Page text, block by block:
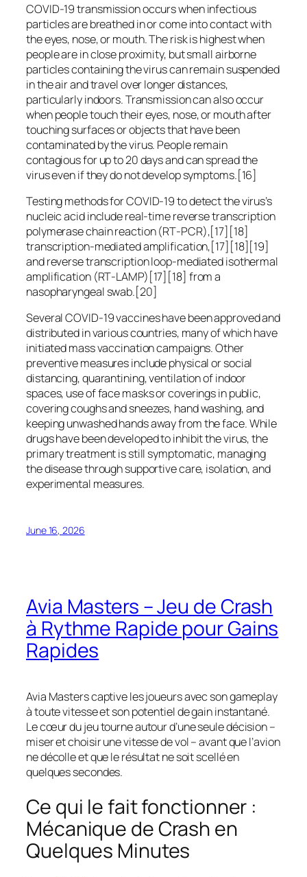
COVID‑19 transmission occurs when infectious
particles are breathed in or come into contact with
the eyes, nose, or mouth. The risk is highest when
people are in close proximity, but small airborne
particles containing the virus can remain suspended
in the air and travel over longer distances,
particularly indoors. Transmission can also occur
when people touch their eyes, nose, or mouth after
touching surfaces or objects that have been
contaminated by the virus. People remain
contagious for up to 20 days and can spread the
virus even if they do not develop symptoms.[16]
Testing methods for COVID-19 to detect the virus’s
nucleic acid include real-time reverse transcription
polymerase chain reaction (RT‑PCR),[17][18]
transcription-mediated amplification,[17][18][19]
and reverse transcription loop-mediated isothermal
amplification (RT‑LAMP)[17][18] from a
nasopharyngeal swab.[20]
Several COVID-19 vaccines have been approved and
distributed in various countries, many of which have
initiated mass vaccination campaigns. Other
preventive measures include physical or social
distancing, quarantining, ventilation of indoor
spaces, use of face masks or coverings in public,
covering coughs and sneezes, hand washing, and
keeping unwashed hands away from the face. While
drugs have been developed to inhibit the virus, the
primary treatment is still symptomatic, managing
the disease through supportive care, isolation, and
experimental measures.
June 16, 2026
Avia Masters – Jeu de Crash
à Rythme Rapide pour Gains
Rapides
Avia Masters captive les joueurs avec son gameplay
à toute vitesse et son potentiel de gain instantané.
Le cœur du jeu tourne autour d’une seule décision –
miser et choisir une vitesse de vol – avant que l’avion
ne décolle et que le résultat ne soit scellé en
quelques secondes.
Ce qui le fait fonctionner :
Mécanique de Crash en
Quelques Minutes